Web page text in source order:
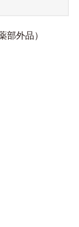
部外品）